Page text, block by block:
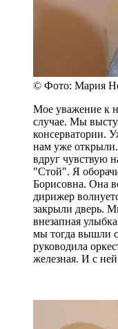
© Фото: Мария
Мое уважение к
случае. Мы
консерватории.
нам уже
вдруг чувствую
"Стой". Я
Борисовна. Она
дирижер
закрыли дверь.
внезапная
мы тогда вышли
руководила
железная. И с